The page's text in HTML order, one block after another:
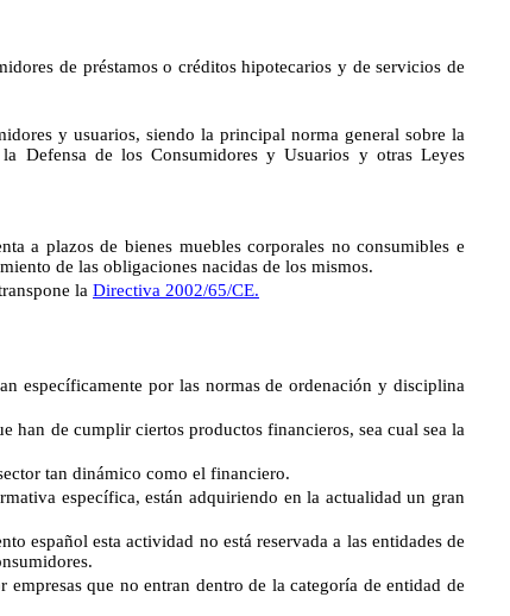
de préstamos o créditos hipotecarios y de servicios de
y usuarios, siendo la principal norma general sobre la
Defensa de los Consumidores y Usuarios y otras Leyes
a plazos de bienes muebles corporales no consumibles e
de las obligaciones nacidas de los mismos.
la Directiva 2002/65/CE.
por las normas de ordenación y disciplina
han de cumplir ciertos productos financieros, sea cual sea la
tan dinámico como el financiero.
específica, están adquiriendo en la actualidad un gran
español esta actividad no está reservada a las entidades de
que no entran dentro de la categoría de entidad de